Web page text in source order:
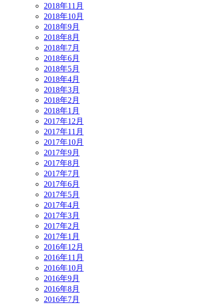
2018年11月
2018年10月
2018年9月
2018年8月
2018年7月
2018年6月
2018年5月
2018年4月
2018年3月
2018年2月
2018年1月
2017年12月
2017年11月
2017年10月
2017年9月
2017年8月
2017年7月
2017年6月
2017年5月
2017年4月
2017年3月
2017年2月
2017年1月
2016年12月
2016年11月
2016年10月
2016年9月
2016年8月
2016年7月